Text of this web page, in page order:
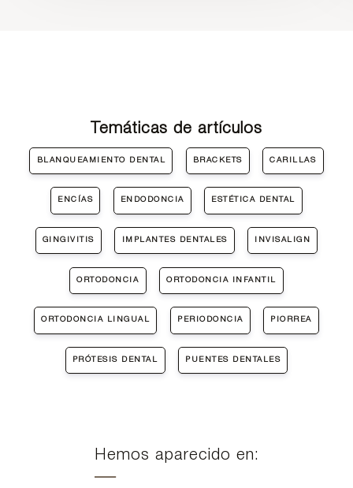
Temáticas de artículos
BLANQUEAMIENTO DENTAL BRACKETS CARILLAS
ENCÍAS ENDODONCIA ESTÉTICA DENTAL
GINGIVITIS IMPLANTES DENTALES INVISALIGN
ORTODONCIA ORTODONCIA INFANTIL
ORTODONCIA LINGUAL PERIODONCIA PIORREA
PRÓTESIS DENTAL PUENTES DENTALES
Hemos aparecido en: